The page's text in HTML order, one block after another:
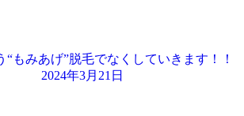
“もみあげ”脱毛でなくしていきます！！
2024年3月21日